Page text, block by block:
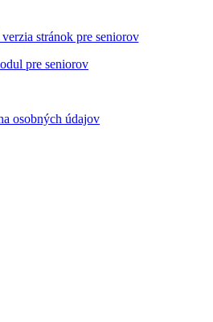
stránok pre seniorov
osobných údajov